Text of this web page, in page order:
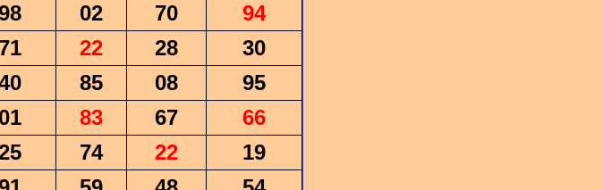
02 70
94
71 22 28
30
85 08
95
01 83 67
66
74 22
19